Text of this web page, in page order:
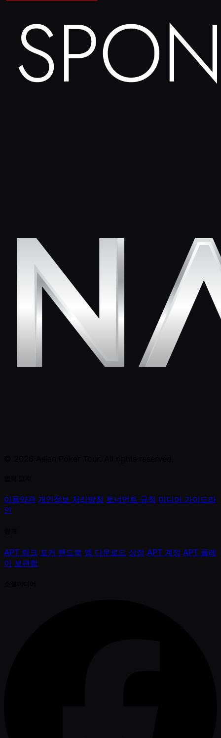
이용약관 개인정보 처리방침 토너먼트 규칙 미디어 가이드라
인
APT 링크 포커 핸드북 앱 다운로드 상점 APT 계정 APT 플레
이 보관함